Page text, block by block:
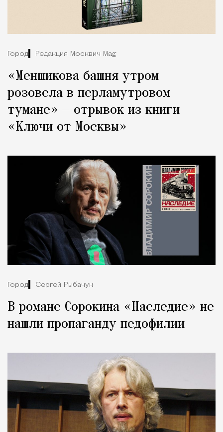
Город Редакция Москвич Mag
«Меншикова башня утром
розовела в перламутровом
тумане» — отрывок из книги
«Ключи от Москвы»
Город Сергей Рыбачук
В романе Сорокина «Наследие» не
нашли пропаганду педофилии